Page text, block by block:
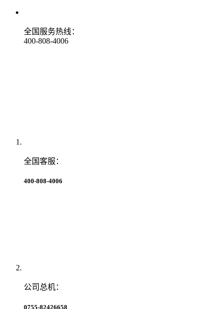
全国服务热线：
400-808-4006
全国客服：
400-808-4006
公司总机：
0755-82426658